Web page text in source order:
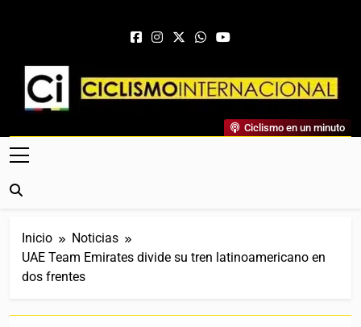
Ciclismo Internacional
Web Dedicada Al Ciclismo Mundial. Entrevistas, Análisis,
Crónicas, Previas Y Más. La Web Ciclista De Referencia.
Ciclismo en un minuto
Inicio
Noticias
UAE Team Emirates divide su tren latinoamericano en
dos frentes